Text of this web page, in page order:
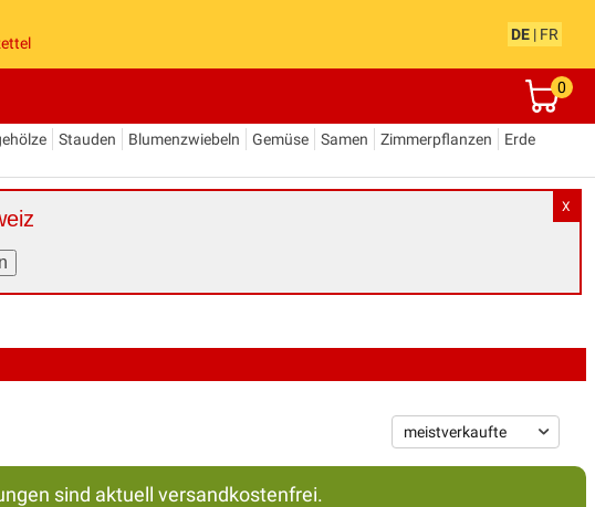
DE | FR
0
Stauden Blumenzwiebeln Gemüse Samen Zimmerpflanzen
Erde
X
sind aktuell versandkostenfrei.